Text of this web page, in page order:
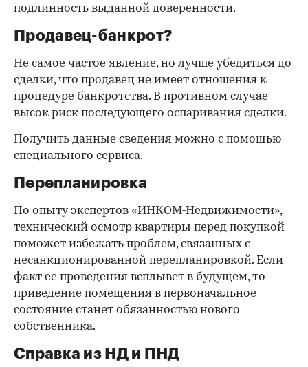
подлинность выданной доверенности.
Продавец-банкрот?
Не самое частое явление, но лучше убедиться до
сделки, что продавец не имеет отношения к
процедуре банкротства. В противном случае
высок риск последующего оспаривания сделки.
Получить данные сведения можно с помощью
специального сервиса.
Перепланировка
По опыту экспертов «ИНКОМ-Недвижимости»,
технический осмотр квартиры перед покупкой
поможет избежать проблем, связанных с
несанкционированной перепланировкой. Если
факт ее проведения всплывет в будущем, то
приведение помещения в первоначальное
состояние станет обязанностью нового
собственника.
Справка из НД и ПНД